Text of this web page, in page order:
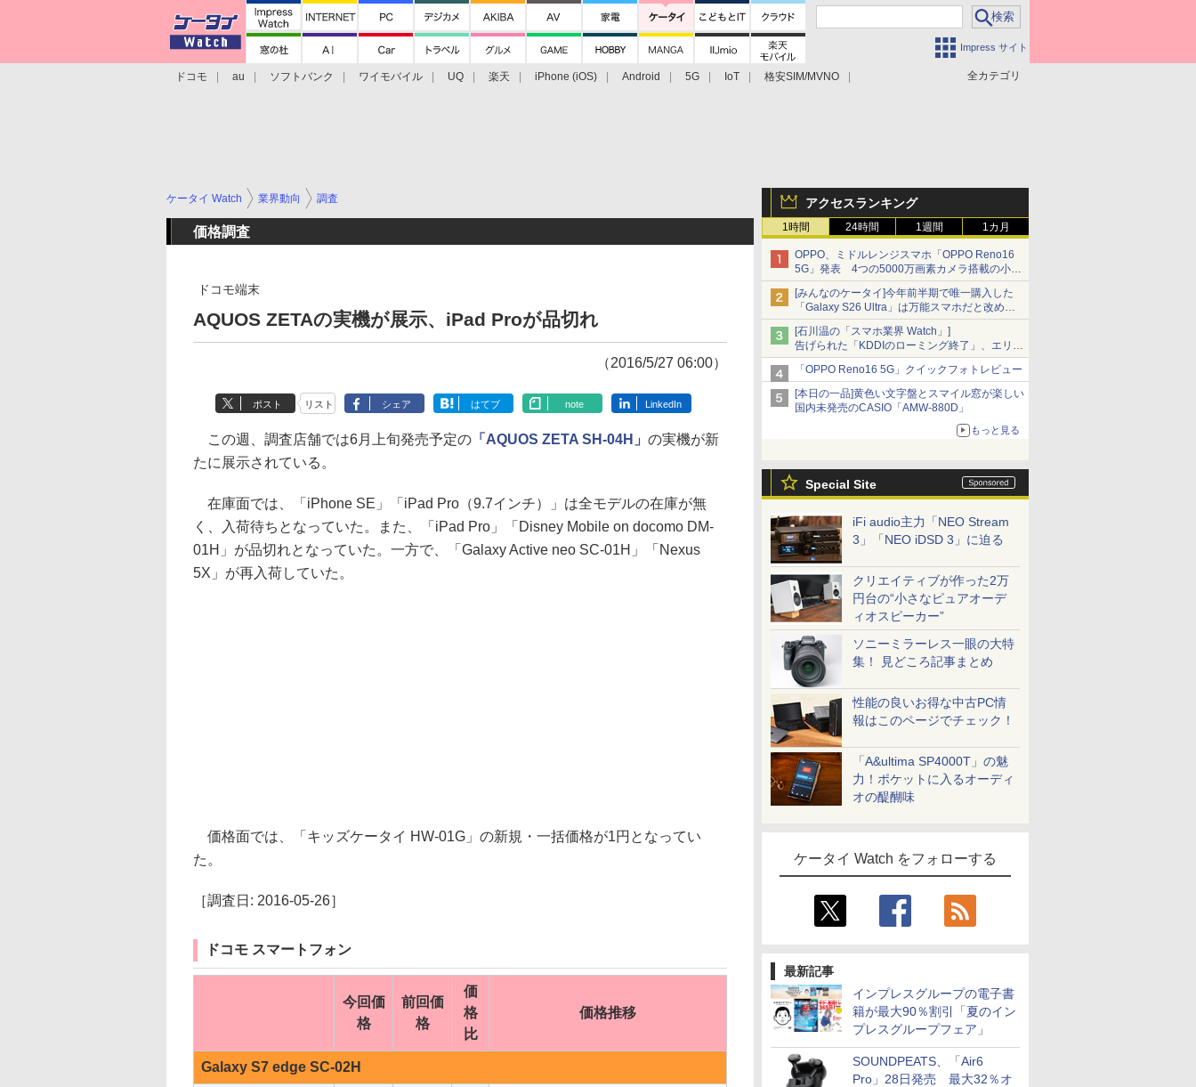
Impress サイト
全カテゴリ
ドコモ au ソフトバンク ワイモバイル UQ 楽天 iPhone (iOS) Android 5G IoT
格安SIM/MVNO
アクセスランキング
1時間 24時間 1週間 1カ月
OPPO、ミドルレンジスマホ「OPPO Reno16
5G」発表 4つの5000万画素カメラ搭載の小型
モデル
[みんなのケータイ]今年前半期で唯一購入した
「Galaxy S26 Ultra」は万能スマホだと改めて
思う
[石川温の「スマホ業界 Watch」]
告げられた「KDDIのローミング終了」、エリア
マップの落とし穴と楽天モバイルの課題
「OPPO Reno16 5G」クイックフォトレビュー
[本日の一品]黄色い文字盤とスマイル窓が楽しい
国内未発売のCASIO「AMW-880D」
もっと見る
Special Site
iFi audio主力「NEO Stream
3」「NEO iDSD 3」に迫る
クリエイティブが作った2万
円台の“小さなピュアオーデ
ィオスピーカー”
ソニーミラーレス一眼の大特
集！ 見どころ記事まとめ
性能の良いお得な中古PC情
報はこのページでチェック！
「A&ultima SP4000T」の魅
力！ポケットに入るオーディ
オの醍醐味
ケータイ Watch をフォローする
最新記事
インプレスグループの電子書
籍が最大90％割引「夏のイン
プレスグループフェア」
SOUNDPEATS、「Air6
Pro」28日発売 最大32％オ
ケータイ Watch 業界動向 調査
価格調査
ドコモ端末
AQUOS ZETAの実機が展示、iPad Proが品切れ
（2016/5/27 06:00）
ポスト リスト シェア はてブ note LinkedIn
この週、調査店舗では6月上旬発売予定の 「AQUOS ZETA SH-04H」 の実機が新
たに展示されている。
在庫面では、「iPhone SE」「iPad Pro（9.7インチ）」は全モデルの在庫が無
く、入荷待ちとなっていた。また、「iPad Pro」「Disney Mobile on docomo DM-
01H」が品切れとなっていた。一方で、「Galaxy Active neo SC-01H」「Nexus
5X」が再入荷していた。
価格面では、「キッズケータイ HW-01G」の新規・一括価格が1円となってい
た。
［調査日: 2016-05-26］
ドコモ スマートフォン
今回価
格
前回価
格
価
格
比
価格推移
Galaxy S7 edge SC-02H